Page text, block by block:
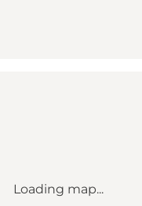
Loading map...